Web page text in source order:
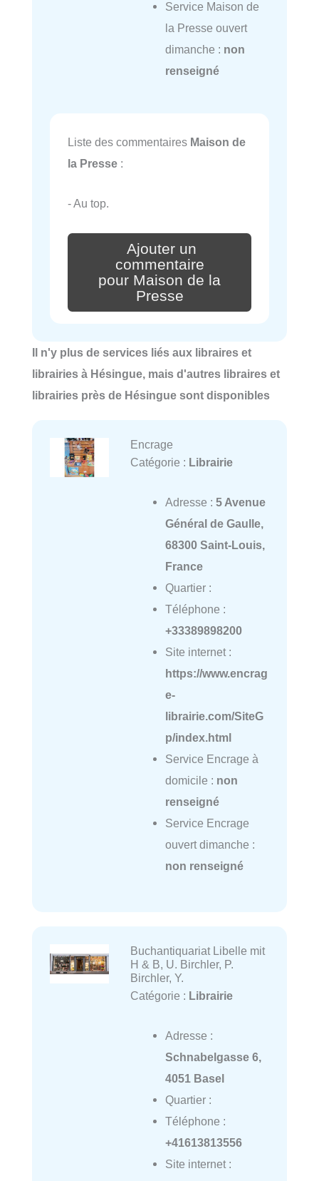
Service Maison de
la Presse ouvert
dimanche : non
renseigné
Liste des commentaires Maison de
la Presse :
- Au top.
Ajouter un
commentaire
pour Maison de la
Presse
Il n'y plus de services liés aux libraires et
librairies à Hésingue, mais d'autres libraires et
librairies près de Hésingue sont disponibles
Encrage
Catégorie : Librairie
Adresse : 5 Avenue
Général de Gaulle,
68300 Saint-Louis,
France
Quartier :
Téléphone :
+33389898200
Site internet :
https://www.encrag
e-
librairie.com/SiteG
p/index.html
Service Encrage à
domicile : non
renseigné
Service Encrage
ouvert dimanche :
non renseigné
Buchantiquariat Libelle mit
H & B, U. Birchler, P.
Birchler, Y.
Catégorie : Librairie
Adresse :
Schnabelgasse 6,
4051 Basel
Quartier :
Téléphone :
+41613813556
Site internet :